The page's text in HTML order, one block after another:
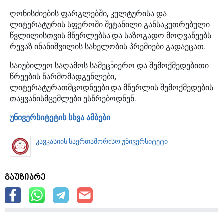
ღონისძიების ფარგლებში, კულტურისა და
ლიტერატურის სფეროში შეტანილი განსაკუთრებული
წვლილისთვის მწერლებსა და საზოგადო მოღვაწეებს
რევაზ ინანიშვილის სახელობის პრემიები გადაეცათ.
საიუბილეო საღამოს სამეცნიერო და შემოქმედებითი
წრეების წარმომადგენლები,
ლიტერატურათმცოდნეები და მწერლის შემოქმედების
თაყვანისმცემლები ესწრებოდნენ.
უნივერსიტეტის სხვა ამბები
კავკასიის საერთაშორისო უნივერსიტეტი
გაუზიარე